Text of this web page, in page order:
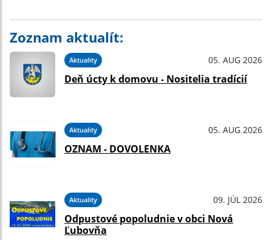
Zoznam aktualít:
Aktuality 05. AUG 2026
Deň úcty k domovu - Nositelia tradícií
Aktuality 05. AUG 2026
OZNAM - DOVOLENKA
Aktuality 09. JÚL 2026
Odpustové popoludnie v obci Nová
Ľubovňa